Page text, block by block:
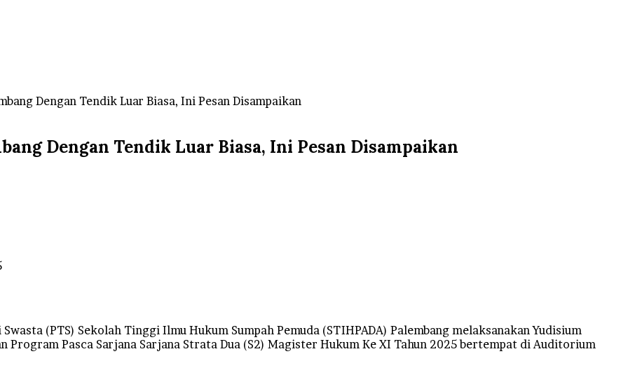
Dengan Tendik Luar Biasa, Ini Pesan Disampaikan
Dengan Tendik Luar Biasa, Ini Pesan Disampaikan
(PTS) Sekolah Tinggi Ilmu Hukum Sumpah Pemuda (STIHPADA) Palembang melaksanakan Yudisium
Program Pasca Sarjana Sarjana Strata Dua (S2) Magister Hukum Ke XI Tahun 2025 bertempat di Auditorium